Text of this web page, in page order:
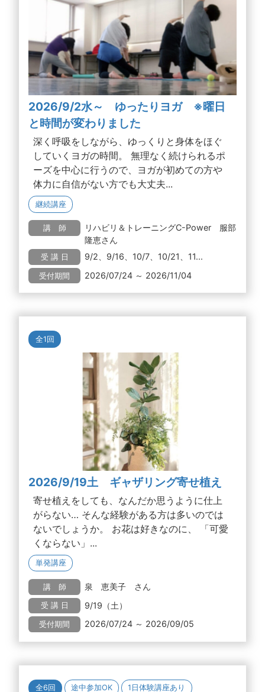
2026/9/2水～ ゆったりヨガ ※曜日
と時間が変わりました
深く呼吸をしながら、ゆっくりと身体をほぐ
していくヨガの時間。 無理なく続けられるポ
ーズを中心に行うので、ヨガが初めての方や
体力に自信がない方でも大丈夫...
継続講座
講 師
リハビリ＆トレーニングC-Power 服部
隆恵さん
受 講 日 9/2、9/16、10/7、10/21、11...
受付期間 2026/07/24 ～ 2026/11/04
全1回
2026/9/19土 ギャザリング寄せ植え
寄せ植えをしても、なんだか思うように仕上
がらない… そんな経験がある方は多いのでは
ないでしょうか。 お花は好きなのに、 「可愛
くならない」...
単発講座
講 師 泉 恵美子 さん
受 講 日 9/19（土）
受付期間 2026/07/24 ～ 2026/09/05
全6回 途中参加OK 1日体験講座あり